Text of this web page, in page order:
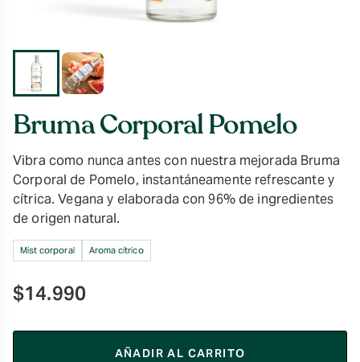
Bruma Corporal Pomelo
Vibra como nunca antes con nuestra mejorada Bruma
Corporal de Pomelo, instantáneamente refrescante y
cítrica. Vegana y elaborada con 96% de ingredientes
de origen natural.
Mist corporal Aroma cítrico
$14.990
AÑADIR AL CARRITO